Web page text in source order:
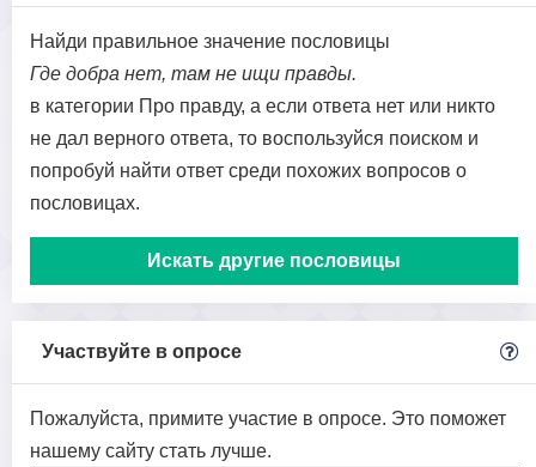
Найди правильное значение пословицы
Где добра нет, там не ищи правды.
в категории Про правду, а если ответа нет или никто
не дал верного ответа, то воспользуйся поиском и
попробуй найти ответ среди похожих вопросов о
пословицах.
Искать другие пословицы
Участвуйте в опросе
Пожалуйста, примите участие в опросе. Это поможет
нашему сайту стать лучше.